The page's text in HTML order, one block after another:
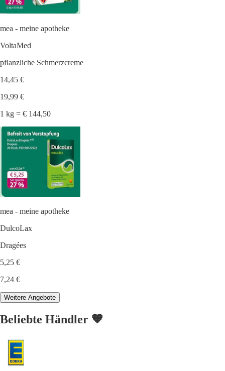
mea - meine apotheke
VoltaMed
pflanzliche Schmerzcreme
14,45 €
19,99 €
1 kg = € 144,50
mea - meine apotheke
DulcoLax
Dragées
5,25 €
7,24 €
Weitere Angebote
Beliebte Händler 🧡